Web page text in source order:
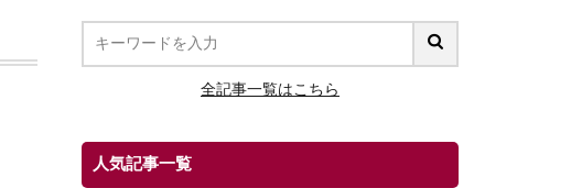
全記事一覧はこちら
人気記事一覧